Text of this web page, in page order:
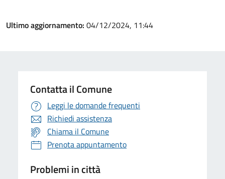
Ultimo aggiornamento: 04/12/2024, 11:44
Contatta il Comune
Leggi le domande frequenti
Richiedi assistenza
Chiama il Comune
Prenota appuntamento
Problemi in città